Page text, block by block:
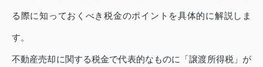
る際に知っておくべき税金のポイントを具体的に解説しま
す。
不動産売却に関する税金で代表的なものに「譲渡所得税」が